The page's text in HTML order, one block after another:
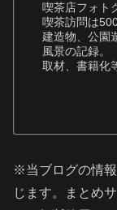
喫茶店フォト
喫茶訪問は
建造物、公園
風景の記録。
取材、書籍化
※当ブログの情
じます。まとめ